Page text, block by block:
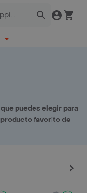
puedes elegir para
favorito de